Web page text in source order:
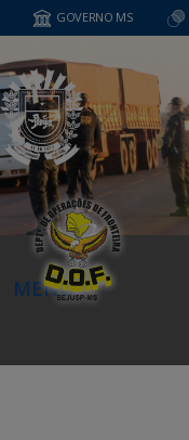
GOVERNO MS
MENU